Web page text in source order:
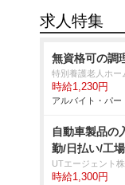
求人特集
無資格可の調
特別養護老人ホー
時給1,230円
アルバイト・パー
自動車製品の
勤/日払い/工
UTエージェント
時給1,300円